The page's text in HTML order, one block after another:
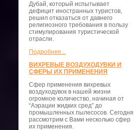
Дубай, который испытывает
дефицит иностранных туристов,
решил отказаться от давнего
религиозного требования в пользу
стимулирования туристической
отрасли.
Подробнее...
ВИХРЕВЫЕ ВОЗДУХОДУВКИ И
СФЕРЫ ИХ ПРИМЕНЕНИЯ
Сфер применения вихревых
воздуходувок в нашей жизни
огромное количество, начиная от
“Аэрации жидких сред” до
промышленных пылесосов. Сегодня
рассмотрим с Вами несколько сфер
их применения.